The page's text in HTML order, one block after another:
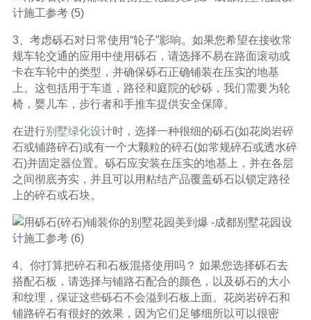
3、考虑砾石对日常使用“轮子”影响。如果您希望在接收常
规车轮交通的应用中使用砾石，请选择不易在路面滚动或
卡在车轮中的类型，并确保砾石正确铺装在压实的地基
上。这包括用于车道，路径和庭院的砂砾，我们需要为轮
椅，婴儿车，步行者和手推车提供安全保障。
在进行别墅绿化设计时，选择一种很细的砾石(如花岗岩碎
石或铺路碎石)或有一个大颗粒的碎石(如常规碎石或透水碎
石)并固定器位置。砾石应安装在压实的地基上，并在各层
之间彻底夯实，并且可以用粘结产品覆盖砾石以锁定路径
上的碎石或石块。
4、你打算把碎石和石板混搭使用吗？ 如果您选择砾石去
搭配石板，请选择与铺路石配合的颜色，以及砾石的大小
和纹理，保证这些砾石不会溢到石板上面。花岗岩碎石和
铺路碎石有很好的效果，因为它们足够细所以可以很密